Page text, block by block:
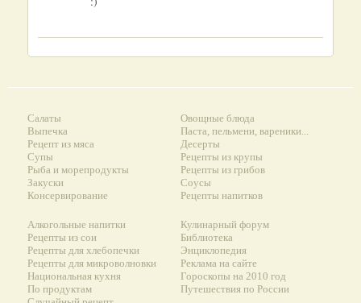
Салаты
Выпечка
Рецепт из мяса
Супы
Рыба и морепродукты
Закуски
Консервирование
Овощные блюда
Паста, пельмени, вареники...
Десерты
Рецепты из крупы
Рецепты из грибов
Соусы
Рецепты напитков
Алкогольные напитки
Рецепты из сои
Рецепты для хлебопечки
Рецепты для микроволновки
Национальная кухня
По продуктам
Кулинарный форум
Библиотека
Энциклопедия
Реклама на сайте
Гороскопы на 2010 год
Путешествия по России